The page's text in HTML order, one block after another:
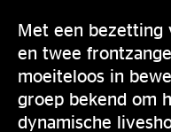
Met een bezetting
en twee
moeiteloos in
groep bekend om
dynamische